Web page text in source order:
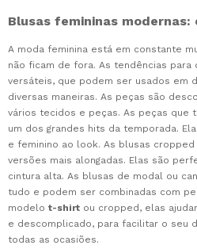
Blusas femininas
A moda feminina está em constante
não ficam de fora. As tendências
versáteis, que podem ser usados em
diversas maneiras. As peças são
vários tecidos e peças. As peças que
um dos grandes hits da temporada.
e feminino ao look. As blusas
versões mais alongadas. Elas são
cintura alta. As blusas de modal ou
tudo e podem ser combinadas com
modelo t-shirt ou cropped, elas
e descomplicado, para facilitar o seu
todas as ocasiões.